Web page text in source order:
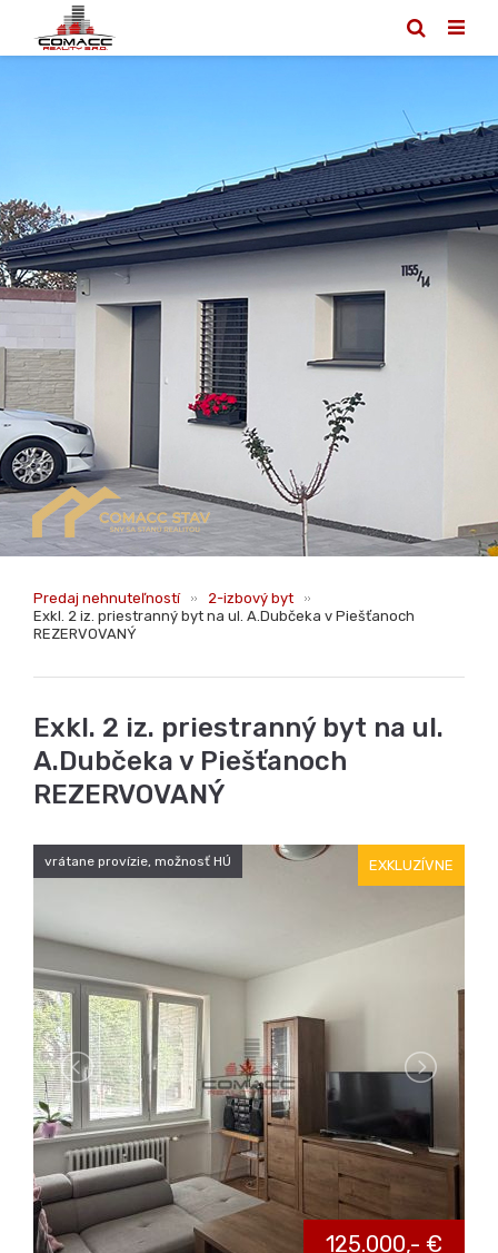
Predaj nehnuteľností
2-izbový byt
Exkl. 2 iz. priestranný byt na ul. A.Dubčeka v Piešťanoch
REZERVOVANÝ
Exkl. 2 iz. priestranný byt na ul.
A.Dubčeka v Piešťanoch
REZERVOVANÝ
vrátane provízie, možnosť HÚ
ZOBRAZIŤ FOTOGALÉRIU(10 FOTOGRAFIÍ)
COMACCreality s.r.o. Exkluzívne iba u nás ponúkame na predaj
priestranný 2-izbový byt o výmere 53 m² na ulici A. Dubčeka
blízko centra v Piešťanoch. Byt pozostáva zo vstupnej chodby,
kuchyne, priestrannej obývacej izby, spálne, kúpeľne,